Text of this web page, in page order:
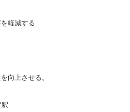
軽減する
向上させる。